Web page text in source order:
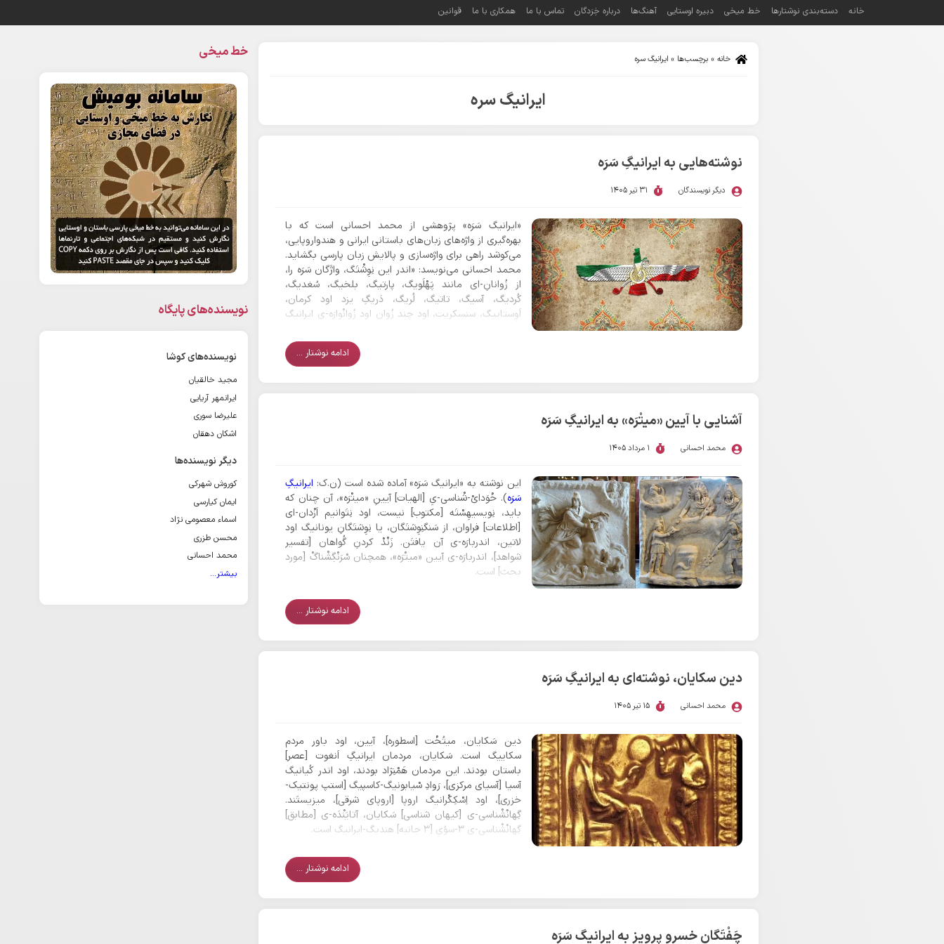
خانه » برچسب‌ها » ایرانیگ سره
ایرانیگ سره
نوشته‌هایی به ایرانیگِ سَرَه
دیگر نویسندگان 31 تیر 1405
«ایرانیگ سَرَه» پژوهشی از محمد احسانی است که با
بهره‌گیری از واژه‌های زبان‌های باستانی ایرانی و هندواروپایی،
می‌کوشد راهی برای واژه‌سازی و پالایش زبان پارسی بگشاید.
محمد احسانی می‌نویسد: «اندر این نِوِشْتَگ، واژَگان سَرَه را،
از زُوانانِ-ای مانند پَهْلَویگ، پارتیگ، بلخیگ، سُغدیگ،
کُردیگ، آسیگ، تاتیگ، لُریگ، دَریگِ یزد اود کرمان،
اَوِستاییگ، سنسکریت، اود چند زُوان اود زُوانْوارَه-ی ایرانیگ
ادامه نوشتار ...
آشنایی با آیین «میتْرَه» به ایرانیگِ سَرَه
محمد احسانی 1 مرداد 1405
این نوشته به «ایرانیگ سَرَه» آماده شده است (ن.ک: ایرانیگِ
سَرَه). خْوَدایْ-شْناسی-یِ [الهیات] آیینِ «میتْرَه»، آن چنان که
باید، نِویسیهِسْتَه [مکتوب] نیست، اود نِتَوانیم اَزْدان-ای
[اطلاعات] فراوان، از ‌سَنگنِوِشتَگان، یا نِوِشتَگانِ یونانیگ اود
لاتین، اندربارَه-ی آن یافتَن. زَنْدْ کردنِ گُواهان [تفسیر
شواهد]، اندربارَه-ی آیین «میتْرَه»، همچنان سْرَنْگِشْناگْ [مورد
بحث] است.
ادامه نوشتار ...
دین سکایان، نوشته‌ای به ایرانیگِ سَرَه
محمد احسانی 15 تیر 1405
دین سَکایان، میتُخْت [اسطوره]، آیین، اود باور مردم
سکاییگ است. سَکایان، مردمان ایرانیگِ اَنغوت [عصر]
باستان بودند. این مردمان هَمْنِژاد بودند، اود اندر کُیانیگ
آسیا [آسیای مرکزی]، رَوادِ سْیابونیگ-کاسپیگ [استپ‌ پونتیک-
خزری]، اود اِسْکِکْرانیگ اروپا [اروپای شرقی]، میزیستَند.
گِهانْشْناسی-ی [کیهان شناسی] سَکایان، آتایَنْدَه-ی [مطابق]
گِهانْشْناسی-ی ۳-سوُیِ [۳ جانبه] هندیگ-ایرانیگ است.
ادامه نوشتار ...
چَفْتَگان خسرو پرویز به ایرانیگ سَرَه
خط میخی
نویسنده‌های پایگاه
نویسنده‌های کوشا
مجید خالقیان
ایرانمهر آریایی
علیرضا سوری
اشکان دهقان
دیگر نویسنده‌ها
کوروش شهرکی
ایمان کیارسی
اسماء معصومی نژاد
محسن طزری
محمد احسانی
بیشتر...
خانه دسته‌بندی نوشتارها خط میخی دبیره اوستایی آهنگ‌ها درباره خِرَدگان تماس با ما همکاری با ما قوانین